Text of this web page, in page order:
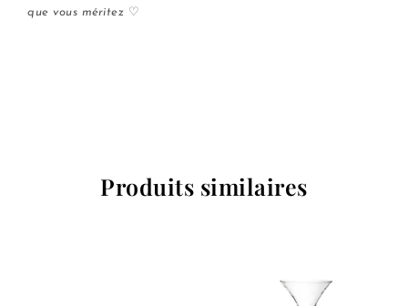
que vous méritez ♡
Produits similaires